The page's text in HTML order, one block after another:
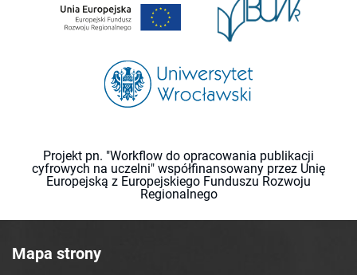
Projekt pn. "Workflow do opracowania publikacji
cyfrowych na uczelni" współfinansowany przez Unię
Europejską z Europejskiego Funduszu Rozwoju
Regionalnego
Mapa strony